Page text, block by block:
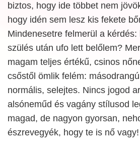
biztos, hogy ide többet nem
hogy idén sem lesz kis fekete
Mindenesetre felmerül a
szülés után ufo lett belőlem?
magam teljes értékű, csinos
csőstől ömlik felém:
normális, selejtes. Nincs jogod
alsóneműd és vagány stílusod
magad, de nagyon gyorsan,
észrevegyék, hogy te is nő vagy!